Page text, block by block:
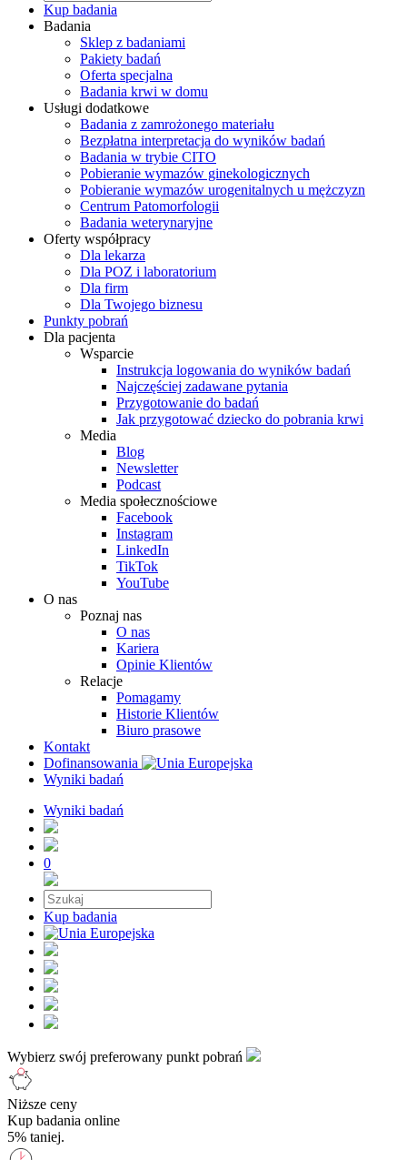
Kup badania
Badania
Sklep z badaniami
Pakiety badań
Oferta specjalna
Badania krwi w domu
Usługi dodatkowe
Badania z zamrożonego materiału
Bezpłatna interpretacja do wyników badań
Badania w trybie CITO
Pobieranie wymazów ginekologicznych
Pobieranie wymazów urogenitalnych u mężczyzn
Centrum Patomorfologii
Badania weterynaryjne
Oferty współpracy
Dla lekarza
Dla POZ i laboratorium
Dla firm
Dla Twojego biznesu
Punkty pobrań
Dla pacjenta
Wsparcie
Instrukcja logowania do wyników badań
Najczęściej zadawane pytania
Przygotowanie do badań
Jak przygotować dziecko do pobrania krwi
Media
Blog
Newsletter
Podcast
Media społecznościowe
Facebook
Instagram
LinkedIn
TikTok
YouTube
O nas
Poznaj nas
O nas
Kariera
Opinie Klientów
Relacje
Pomagamy
Historie Klientów
Biuro prasowe
Kontakt
Dofinansowania
Wyniki badań
Wyniki badań
0
Kup badania
Wybierz swój preferowany punkt pobrań
Niższe ceny
Kup badania online
5% taniej.